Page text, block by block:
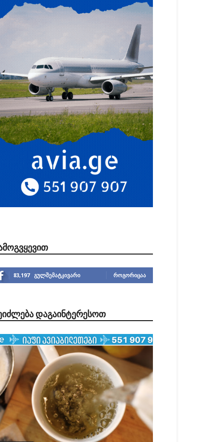
83,197 გულშემატკივარი ᲠᲝᲒᲝᲠᲘᲪᲐᲐ
ᲓᲐᲒᲐᲘᲜᲢᲔᲠᲔᲡᲝᲗ